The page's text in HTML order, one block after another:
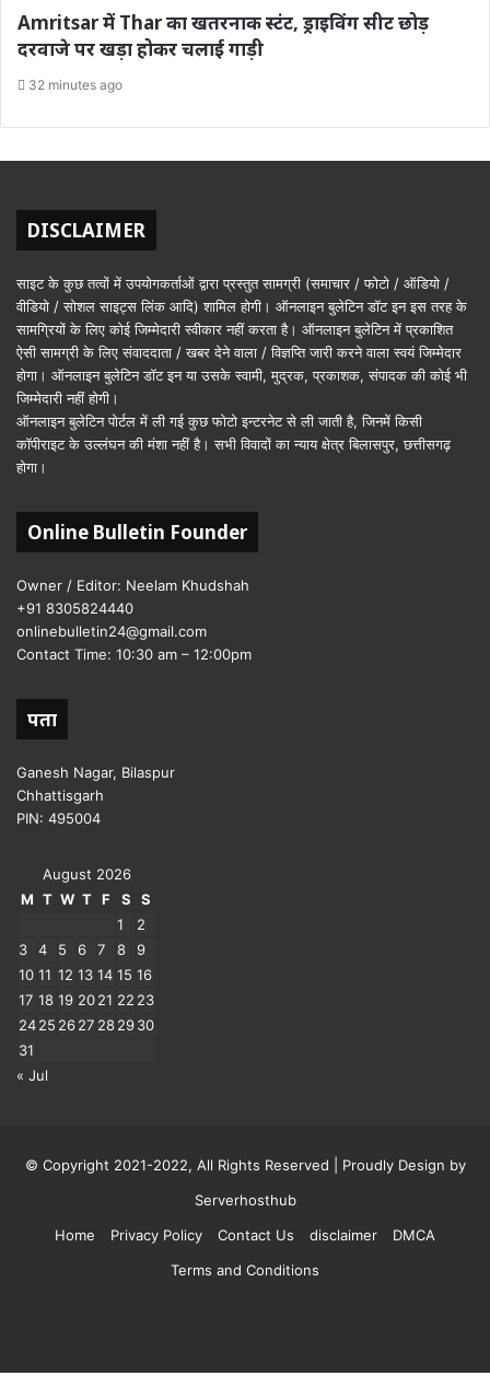
Amritsar में Thar का खतरनाक स्टंट, ड्राइविंग सीट छोड़
दरवाजे पर खड़ा होकर चलाई गाड़ी
32 minutes ago
DISCLAIMER
साइट के कुछ तत्वों में उपयोगकर्ताओं द्वारा प्रस्तुत सामग्री (समाचार / फोटो / ऑडियो /
वीडियो / सोशल साइट्स लिंक आदि) शामिल होगी। ऑनलाइन बुलेटिन डॉट इन इस तरह के
सामग्रियों के लिए कोई जिम्मेदारी स्वीकार नहीं करता है। ऑनलाइन बुलेटिन में प्रकाशित
ऐसी सामग्री के लिए संवाददाता / खबर देने वाला / विज्ञप्ति जारी करने वाला स्वयं जिम्मेदार
होगा। ऑनलाइन बुलेटिन डॉट इन या उसके स्वामी, मुद्रक, प्रकाशक, संपादक की कोई भी
जिम्मेदारी नहीं होगी।
ऑनलाइन बुलेटिन पोर्टल में ली गई कुछ फोटो इन्टरनेट से ली जाती है, जिनमें किसी
कॉपीराइट के उल्लंघन की मंशा नहीं है। सभी विवादों का न्याय क्षेत्र बिलासपुर, छत्तीसगढ़
होगा।
Online Bulletin Founder
Owner / Editor: Neelam Khudshah
+91 8305824440
onlinebulletin24@gmail.com
Contact Time: 10:30 am – 12:00pm
पता
Ganesh Nagar, Bilaspur
Chhattisgarh
PIN: 495004
August 2026
M T W T F S
S
1
2
3
4 5 6 7 8
9
10 11 12 13 14 15 16
17 18 19 2021 22 23
2425 2627 282930
31
« Jul
© Copyright 2021-2022, All Rights Reserved | Proudly Design by
Serverhosthub
Home
Privacy Policy Contact Us disclaimer
DMCA
Terms and Conditions